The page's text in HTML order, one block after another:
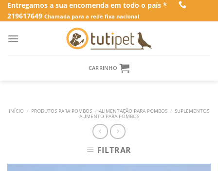
SkipEntregamos a sua encomenda em todo o país *
219617649 Chamada para a rede fixa nacional
CARRINHO
INÍCIO / PRODUTOS PARA POMBOS / ALIMENTAÇÃO PARA POMBOS / SUPLEMENTOS
ALIMENTO PARA POMBOS
FILTRAR